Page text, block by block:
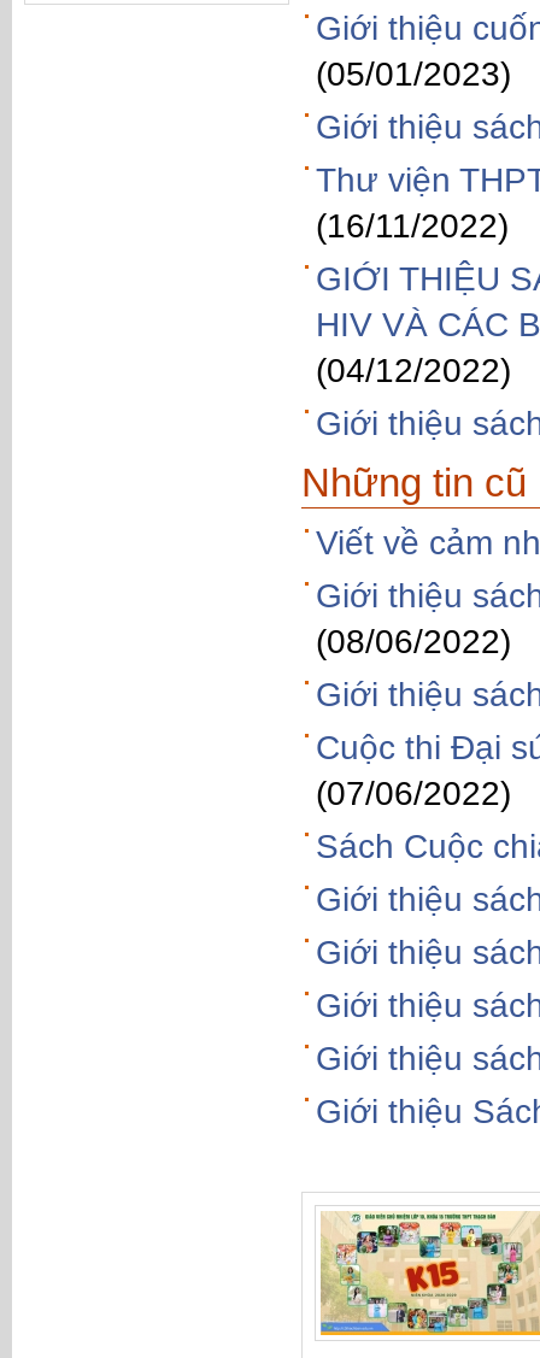
Giới thiệu
(05/01/2023)
Giới thiệu
Thư viện
(16/11/2022)
GIỚI THIỆU
HIV VÀ CÁC
(04/12/2022)
Giới thiệu
Những tin cũ
Viết về cảm
Giới thiệu
(08/06/2022)
Giới thiệu
Cuộc thi Đại
(07/06/2022)
Sách Cuộc
Giới thiệu
Giới thiệu
Giới thiệu
Giới thiệu
Giới thiệu